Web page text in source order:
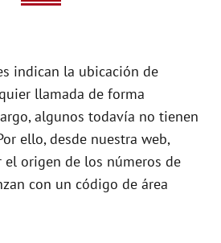
d
e
o
indican la ubicación de
llamada de forma
algunos todavía no tienen
ello, desde nuestra web,
el origen de los números de
con un código de área